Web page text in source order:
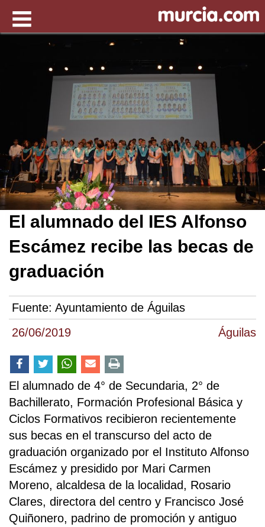
26/06/2019 Águilas
El alumnado del IES Alfonso
Escámez recibe las becas de
graduación
Fuente: Ayuntamiento de Águilas
El alumnado de 4° de Secundaria, 2° de
Bachillerato, Formación Profesional Básica y
Ciclos Formativos recibieron recientemente
sus becas en el transcurso del acto de
graduación organizado por el Instituto Alfonso
Escámez y presidido por Mari Carmen
Moreno, alcaldesa de la localidad, Rosario
Clares, directora del centro y Francisco José
Quiñonero, padrino de promoción y antiguo